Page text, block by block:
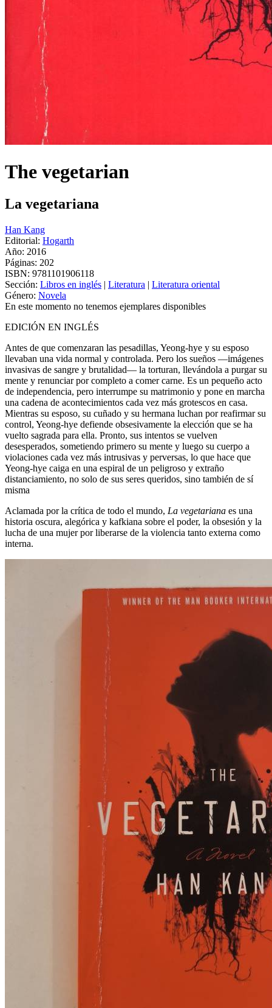
The vegetarian
La vegetariana
Han Kang
Editorial: Hogarth
Año: 2016
Páginas: 202
ISBN: 9781101906118
Sección: Libros en inglés | Literatura | Literatura oriental
Género: Novela
En este momento no tenemos ejemplares disponibles
EDICIÓN EN INGLÉS
Antes de que comenzaran las pesadillas, Yeong-hye y su esposo
llevaban una vida normal y controlada. Pero los sueños —imágenes
invasivas de sangre y brutalidad— la torturan, llevándola a purgar su
mente y renunciar por completo a comer carne. Es un pequeño acto
de independencia, pero interrumpe su matrimonio y pone en marcha
una cadena de acontecimientos cada vez más grotescos en casa.
Mientras su esposo, su cuñado y su hermana luchan por reafirmar su
control, Yeong-hye defiende obsesivamente la elección que se ha
vuelto sagrada para ella. Pronto, sus intentos se vuelven
desesperados, sometiendo primero su mente y luego su cuerpo a
violaciones cada vez más intrusivas y perversas, lo que hace que
Yeong-hye caiga en una espiral de un peligroso y extraño
distanciamiento, no solo de sus seres queridos, sino también de sí
misma
Aclamada por la crítica de todo el mundo, La vegetariana es una
historia oscura, alegórica y kafkiana sobre el poder, la obsesión y la
lucha de una mujer por liberarse de la violencia tanto externa como
interna.